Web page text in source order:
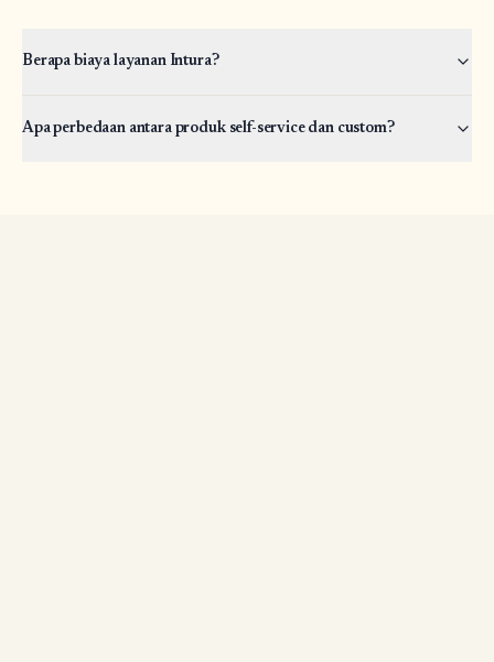
Berapa biaya layanan Intura?
Apa perbedaan antara produk self-service dan custom?